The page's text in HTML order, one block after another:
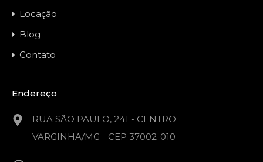
Locação
Blog
Contato
Endereço
RUA SÃO PAULO, 241 - CENTRO
VARGINHA/MG - CEP 37002-010